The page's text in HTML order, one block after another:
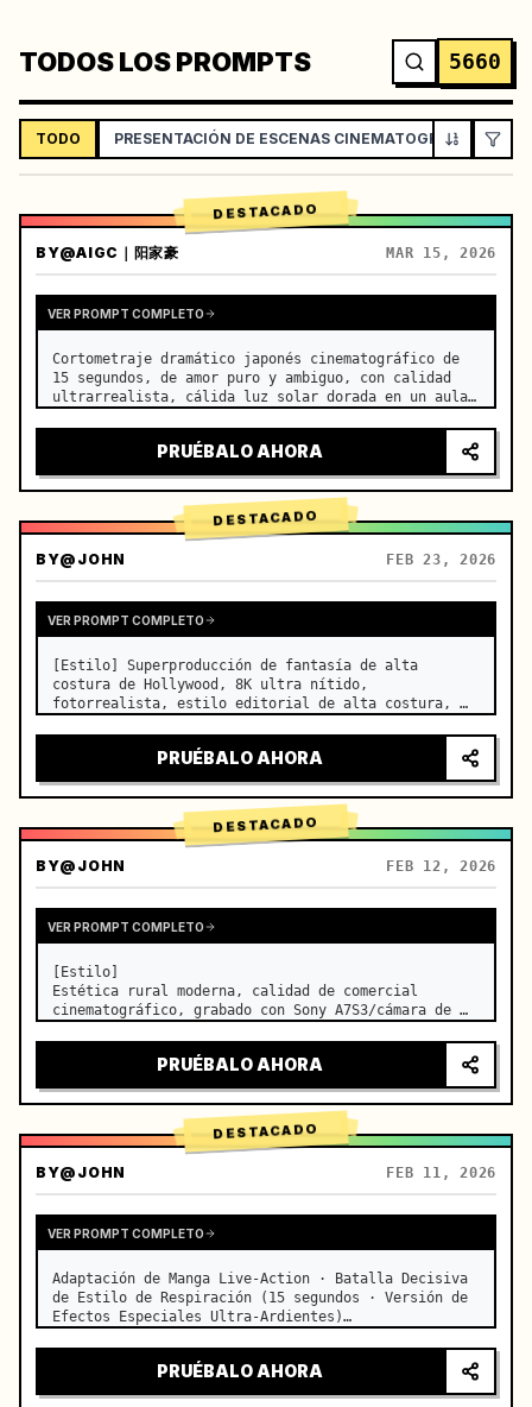
TODOS LOS PROMPTS 5660
TODO PRESENTACIÓN DE ESCENAS CINEMATOGRÁFICAS
DESTACADO
BY@AIGC｜阳家豪 MAR 15, 2026
VER PROMPT COMPLETO
Cortometraje dramático japonés cinematográfico de
15 segundos, de amor puro y ambiguo, con calidad
ultrarrealista, cálida luz solar dorada en un aula
persianas sobre los pupitres contiguos, finas motas
PRUÉBALO AHORA
DESTACADO
BY@JOHN FEB 23, 2026
VER PROMPT COMPLETO
[Estilo] Superproducción de fantasía de alta
costura de Hollywood, 8K ultra nítido,
fotorrealista, estilo editorial de alta costura,
visual. [Duración] 15 segundos. [Escena] Un Salar
de Uyuni (Espejo del Cielo) i…
PRUÉBALO AHORA
DESTACADO
BY@JOHN FEB 12, 2026
VER PROMPT COMPLETO
[Estilo]
Estética rural moderna, calidad de comercial
cinematográfico, grabado con Sony A7S3/cámara de
iluminación natural transparente, ASMR curativo,
sin sensación de drama de época.
[Escena]
Una cocina de granja mod…
PRUÉBALO AHORA
DESTACADO
BY@JOHN FEB 11, 2026
VER PROMPT COMPLETO
Adaptación de Manga Live-Action · Batalla Decisiva
de Estilo de Respiración (15 segundos · Versión de
Efectos Especiales Ultra-Ardientes)
de Agua Azul) VS Respiración de Trueno (Relámpago
Dorado), duelo de veloc…
PRUÉBALO AHORA